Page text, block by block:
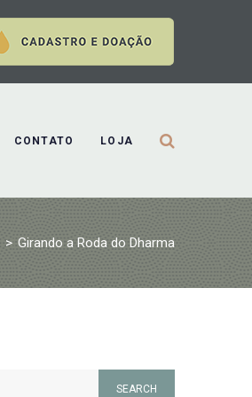
CONTATO LOJA
> Girando a Roda do Dharma
SEARCH